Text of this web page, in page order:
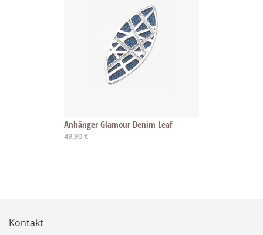
Anhänger Glamour Denim Leaf
49,90 €
Kontakt